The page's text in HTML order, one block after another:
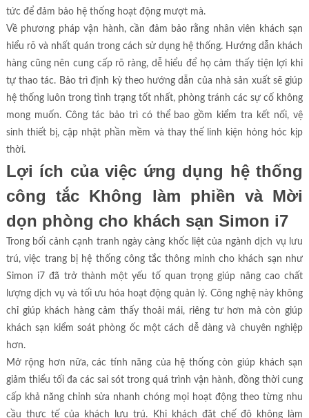
tức để đảm bảo hệ thống hoạt động mượt mà.
Về phương pháp vận hành, cần đảm bảo rằng nhân viên khách sạn
hiểu rõ và nhất quán trong cách sử dụng hệ thống. Hướng dẫn khách
hàng cũng nên cung cấp rõ ràng, dễ hiểu để họ cảm thấy tiện lợi khi
tự thao tác. Bảo trì định kỳ theo hướng dẫn của nhà sản xuất sẽ giúp
hệ thống luôn trong tình trạng tốt nhất, phòng tránh các sự cố không
mong muốn. Công tác bảo trì có thể bao gồm kiểm tra kết nối, vệ
sinh thiết bị, cập nhật phần mềm và thay thế linh kiện hỏng hóc kịp
thời.
Lợi ích của việc ứng dụng hệ thống
công tắc Không làm phiền và Mời
dọn phòng cho khách sạn Simon i7
Trong bối cảnh cạnh tranh ngày càng khốc liệt của ngành dịch vụ lưu
trú, việc trang bị hệ thống công tắc thông minh cho khách sạn như
Simon i7 đã trở thành một yếu tố quan trọng giúp nâng cao chất
lượng dịch vụ và tối ưu hóa hoạt động quản lý. Công nghệ này không
chỉ giúp khách hàng cảm thấy thoải mái, riêng tư hơn mà còn giúp
khách sạn kiểm soát phòng ốc một cách dễ dàng và chuyên nghiệp
hơn.
Mở rộng hơn nữa, các tính năng của hệ thống còn giúp khách sạn
giảm thiểu tối đa các sai sót trong quá trình vận hành, đồng thời cung
cấp khả năng chỉnh sửa nhanh chóng mọi hoạt động theo từng nhu
cầu thực tế của khách lưu trú. Khi khách đặt chế độ không làm